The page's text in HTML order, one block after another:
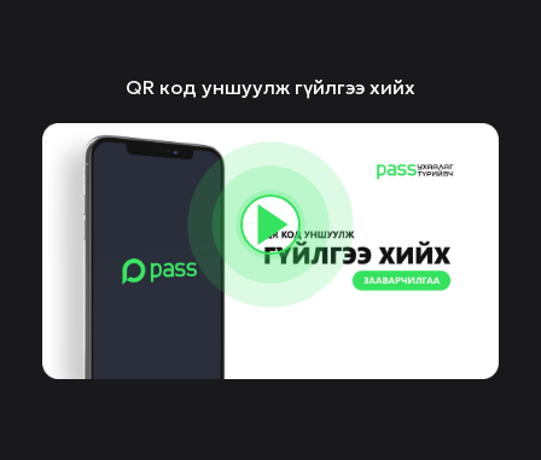
QR код уншуулж гүйлгээ хийх